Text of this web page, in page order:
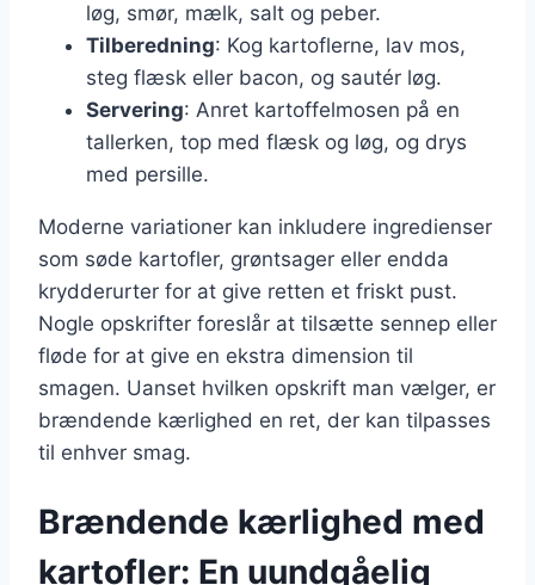
løg, smør, mælk, salt og peber.
Tilberedning: Kog kartoflerne, lav mos,
steg flæsk eller bacon, og sautér løg.
Servering: Anret kartoffelmosen på en
tallerken, top med flæsk og løg, og drys
med persille.
Moderne variationer kan inkludere ingredienser
som søde kartofler, grøntsager eller endda
krydderurter for at give retten et friskt pust.
Nogle opskrifter foreslår at tilsætte sennep eller
fløde for at give en ekstra dimension til
smagen. Uanset hvilken opskrift man vælger, er
brændende kærlighed en ret, der kan tilpasses
til enhver smag.
Brændende kærlighed med
kartofler: En uundgåelig